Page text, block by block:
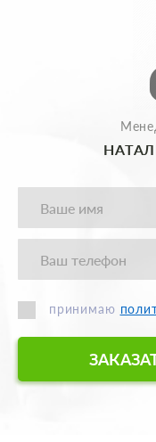
принимаю